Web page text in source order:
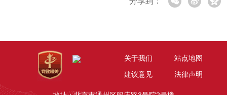
关于我们
站点地图
建议意见
法律声明